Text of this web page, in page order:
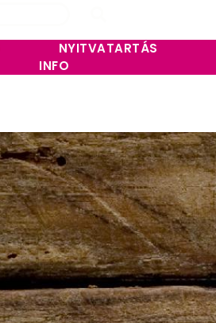
NYITVATARTÁS
INFO